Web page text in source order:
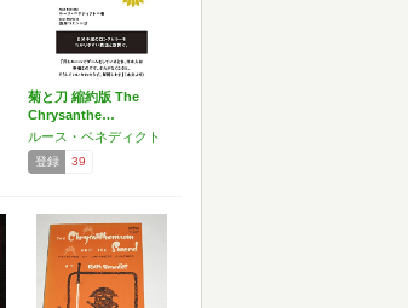
菊と刀 縮約版 The
Chrysanthe…
ルース・ベネディクト
登録 39